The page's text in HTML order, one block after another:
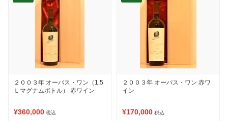
２００３年 オーパス・ワン（1.5
Ｌマグナムボトル） 赤ワイン
¥360,000 税込
２００３年 オーパス・ワン 赤ワ
イン
¥170,000 税込